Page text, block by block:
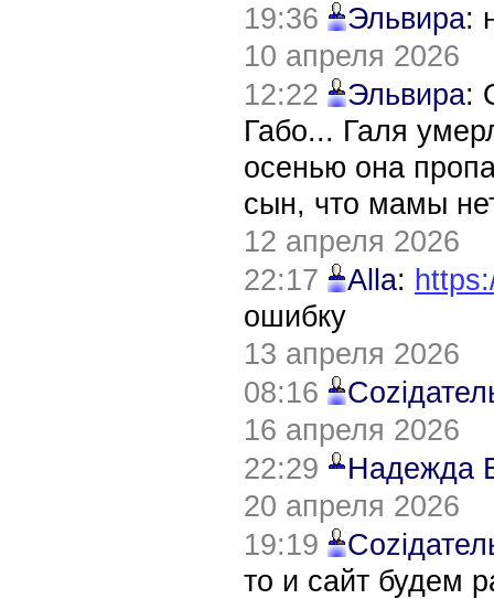
19:36
Эльвира:
10 апреля 2026
12:22
Эльвира:
Габо... Галя
осенью она
сын, что мамы
12 апреля 2026
22:17
Alla:
ошибку
13 апреля 2026
08:16
16 апреля 2026
22:29
Надежда
20 апреля 2026
19:19
то и сайт будем